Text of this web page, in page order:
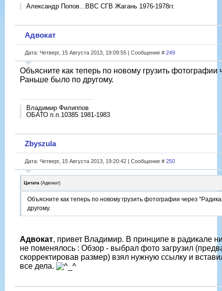
Александр Попов...ВВС СГВ Жагань 1976-1978гг.
Адвокат
Дата: Четверг, 15 Августа 2013, 19:09:55 | Сообщение # 249
Объясните как теперь по новому грузить фотографии
Раньше было по другому.
Владимир Филиппов
ОБАТО п.п.10385 1981-1983
Zbyszula
Дата: Четверг, 15 Августа 2013, 19:20:42 | Сообщение # 250
Цитата (Адвокат)
Объясните как теперь по новому грузить фотографии через
другому.
Адвокат, привет Владимир. В принципе в радикале
не поменялось : Обзор - выбрал фото загрузил
скорректировав размер) взял нужную ссылку и
все дела.